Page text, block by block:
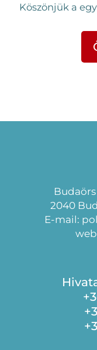
Köszönjük a
2040
E-mail: